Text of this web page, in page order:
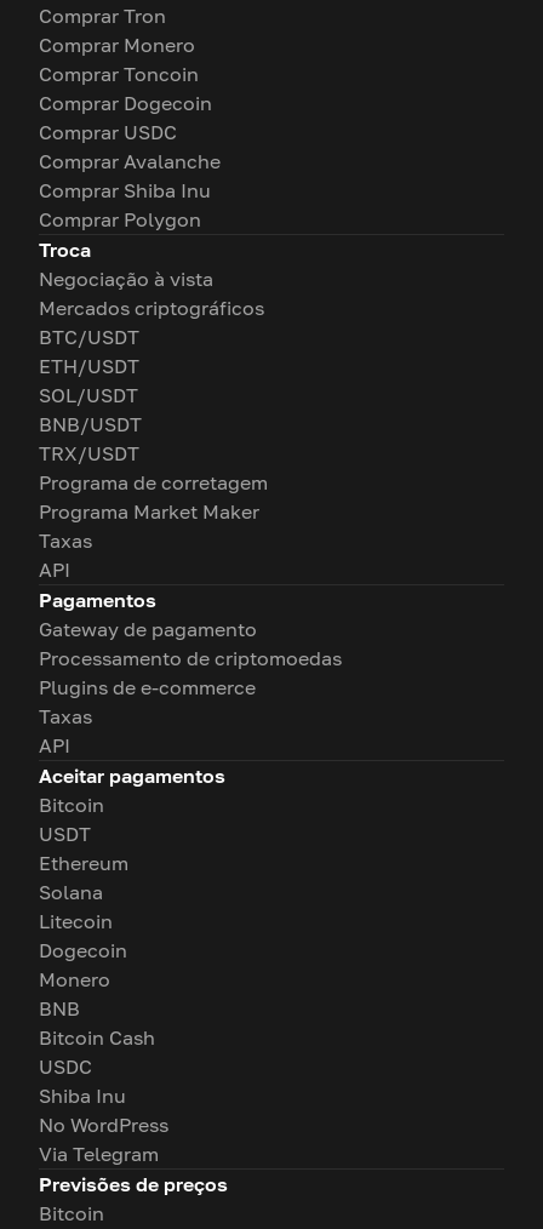
Comprar Tron
Comprar Monero
Comprar Toncoin
Comprar Dogecoin
Comprar USDC
Comprar Avalanche
Comprar Shiba Inu
Comprar Polygon
Troca
Negociação à vista
Mercados criptográficos
BTC/USDT
ETH/USDT
SOL/USDT
BNB/USDT
TRX/USDT
Programa de corretagem
Programa Market Maker
Taxas
API
Pagamentos
Gateway de pagamento
Processamento de criptomoedas
Plugins de e-commerce
Taxas
API
Aceitar pagamentos
Bitcoin
USDT
Ethereum
Solana
Litecoin
Dogecoin
Monero
BNB
Bitcoin Cash
USDC
Shiba Inu
No WordPress
Via Telegram
Previsões de preços
Bitcoin